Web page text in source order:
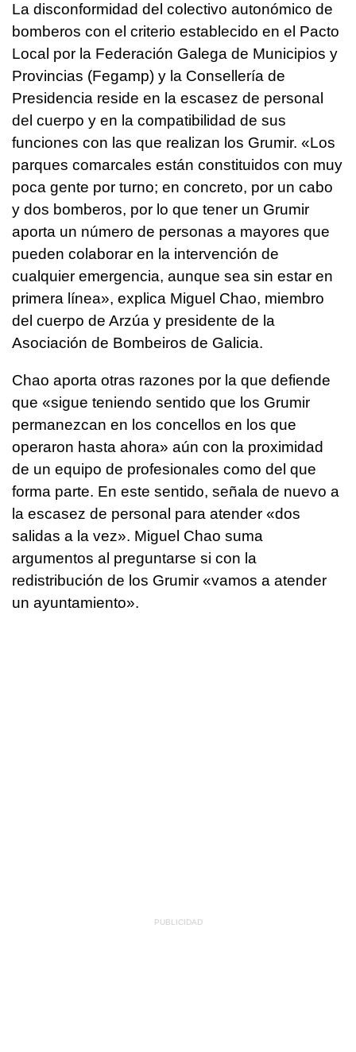
La disconformidad del colectivo autonómico de
bomberos con el criterio establecido en el Pacto
Local por la Federación Galega de Municipios y
Provincias (Fegamp) y la Consellería de
Presidencia reside en la escasez de personal
del cuerpo y en la compatibilidad de sus
funciones con las que realizan los Grumir. «Los
parques comarcales están constituidos con muy
poca gente por turno; en concreto, por un cabo
y dos bomberos, por lo que tener un Grumir
aporta un número de personas a mayores que
pueden colaborar en la intervención de
cualquier emergencia, aunque sea sin estar en
primera línea», explica Miguel Chao, miembro
del cuerpo de Arzúa y presidente de la
Asociación de Bombeiros de Galicia.
Chao aporta otras razones por la que defiende
que «sigue teniendo sentido que los Grumir
permanezcan en los concellos en los que
operaron hasta ahora» aún con la proximidad
de un equipo de profesionales como del que
forma parte. En este sentido, señala de nuevo a
la escasez de personal para atender «dos
salidas a la vez». Miguel Chao suma
argumentos al preguntarse si con la
redistribución de los Grumir «vamos a atender
un ayuntamiento».